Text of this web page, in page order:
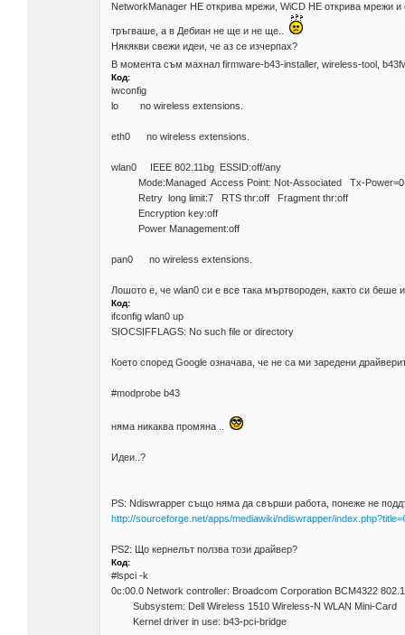
NetworkManager НЕ открива мрежи, WiCD НЕ открива мрежи и
тръгваше, а в Дебиан не ще и не ще..
Някякви свежи идеи, че аз се изчерпах?
В момента съм махнал firmware-b43-installer, wireless-tool,
Код:
iwconfig
lo no wireless extensions.
eth0 no wireless extensions.
wlan0 IEEE 802.11bg ESSID:off/any
Mode:Managed Access Point: Not-Associated Tx-
Retry long limit:7 RTS thr:off Fragment thr:off
Encryption key:off
Power Management:off
pan0 no wireless extensions.
Лошото е, че wlan0 си е все така мъртвороден, както си беше
Код:
ifconfig wlan0 up
SIOCSIFFLAGS: No such file or directory
Което според Google означава, че не са ми заредени
#modprobe b43
няма никаква промяна ..
Идеи..?
PS: Ndiswrapper също няма да свърши работа, понеже не
http://sourceforge.net/apps/mediawiki/ndiswrapper/
PS2: Що кернелът ползва този драйвер?
Код:
#lspci -k
0c:00.0 Network controller: Broadcom Corporation BCM4322
Subsystem: Dell Wireless 1510 Wireless-N WLAN Mini-Card
Kernel driver in use: b43-pci-bridge